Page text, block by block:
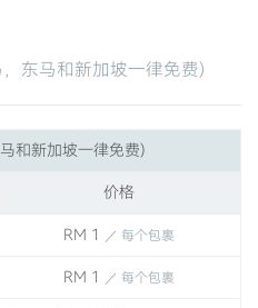
东马和新加坡一律免费)
和新加坡一律免费)
价格
RM 1 ／ 每个包裹
RM 1 ／ 每个包裹